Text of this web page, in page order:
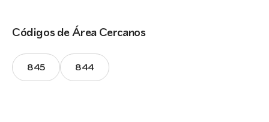
Códigos de Área Cercanos
845 844